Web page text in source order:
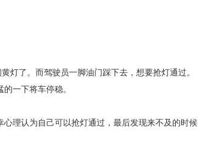
了。而驾驶员一脚油门踩下去，想要抢灯通过。
一下将车停稳。
理认为自己可以抢灯通过，最后发现来不及的时候